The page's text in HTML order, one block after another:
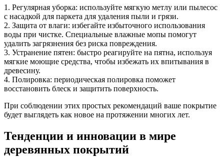
1. Регулярная уборка: используйте мягкую метлу или пылесос
с насадкой для паркета для удаления пыли и грязи.
2. Защита от влаги: избегайте избыточного использования
воды при чистке. Специальные влажные мопы помогут
удалить загрязнения без риска повреждения.
3. Устранение пятен: быстро реагируйте на пятна, используя
мягкие моющие средства, чтобы избежать их впитывания в
древесину.
4. Полировка: периодическая полировка поможет
восстановить блеск и защитить поверхность.
При соблюдении этих простых рекомендаций ваше покрытие
будет выглядеть как новое на протяжении многих лет.
Тенденции и инновации в мире
деревянных покрытий